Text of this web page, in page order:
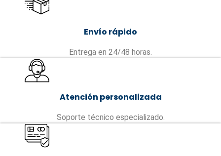
Envío rápido
Entrega en 24/48 horas.
Atención personalizada
Soporte técnico especializado.